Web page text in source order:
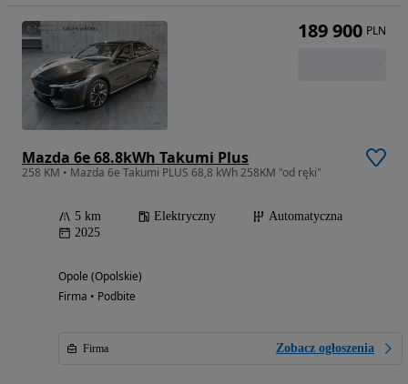
Mazda 6e 68.8kWh Takumi Plus
258 KM • Mazda 6e Takumi PLUS 68,8 kWh 258KM "od ręki"
5 km Elektryczny
Automatyczna
2025
Opole (Opolskie)
Firma • Podbite
Firma Zobacz ogłoszenia
189 900 PLN